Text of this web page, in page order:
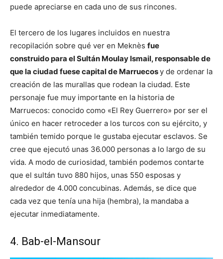
puede apreciarse en cada uno de sus rincones.
El tercero de los lugares incluidos en nuestra
recopilación sobre qué ver en Meknès fue
construido para el Sultán Moulay Ismail, responsable de
que la ciudad fuese capital de Marruecosy de ordenar la
creación de las murallas que rodean la ciudad. Este
personaje fue muy importante en la historia de
Marruecos: conocido como «El Rey Guerrero» por ser el
único en hacer retroceder a los turcos con su ejército, y
también temido porque le gustaba ejecutar esclavos. Se
cree que ejecutó unas 36.000 personas a lo largo de su
vida. A modo de curiosidad, también podemos contarte
que el sultán tuvo 880 hijos, unas 550 esposas y
alrededor de 4.000 concubinas. Además, se dice que
cada vez que tenía una hija (hembra), la mandaba a
ejecutar inmediatamente.
4. Bab-el-Mansour